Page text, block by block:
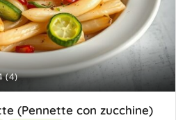
(4)
(Pennette con zucchine)